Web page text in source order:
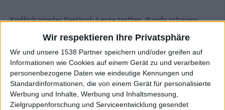
Wir respektieren Ihre Privatsphäre
Wir und unsere 1538 Partner speichern und/oder greifen auf
Informationen wie Cookies auf einem Gerät zu und verarbeiten
personenbezogene Daten wie eindeutige Kennungen und
Standardinformationen, die von einem Gerät für personalisierte
Werbung und Inhalte, Werbung und Inhaltsmessung,
Zielgruppenforschung und Serviceentwicklung gesendet
Endlich wieder Festival: Leute treffen, Bands schauen,
vielleicht ein paar Bier trinken, unbeschwert Spaß haben –
das Summer Breeze ist genau die
Bubble, die wir alle mal
brauchen.
Und dennoch: Es ist kein einfaches zurück in die Vor-
Corona-Zeit. Das zeigt schon das eindringliche Statement
des Veranstalters, Corona doch auchweiterhin ernst zu
nehmen.